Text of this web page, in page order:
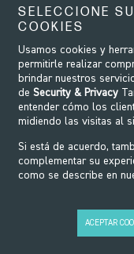
Soluciones de fitness a
negocio. Estamos aquí
SELECCIONE
COOKIES
Usamos cookies y
permitirle realizar
brindar nuestros
de Security & Privacy
entender cómo los
midiendo las visitas al
Si está de acuerdo,
complementar su
como se describe en
ACEPTAR